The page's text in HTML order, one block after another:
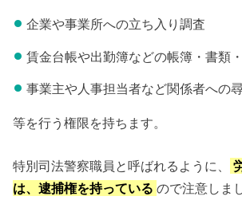
企業や事業所への立ち入り調査
賃金台帳や出勤簿などの帳簿・書類
事業主や人事担当者など関係者への
等を行う権限を持ちます。
特別司法警察職員と呼ばれるように、
は、逮捕権を持っている ので注意しま